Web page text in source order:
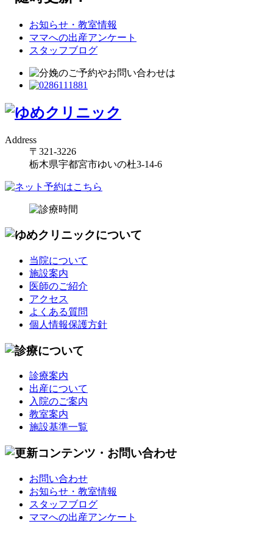
お知らせ・教室情報
ママへの出産アンケート
スタッフブログ
Address
〒321-3226
栃木県宇都宮市ゆいの杜3-14-6
当院について
施設案内
医師のご紹介
アクセス
よくある質問
個人情報保護方針
診療案内
出産について
入院のご案内
教室案内
施設基準一覧
お問い合わせ
お知らせ・教室情報
スタッフブログ
ママへの出産アンケート